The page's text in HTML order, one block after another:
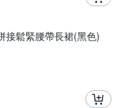
鬆緊腰帶長裙(黑色)